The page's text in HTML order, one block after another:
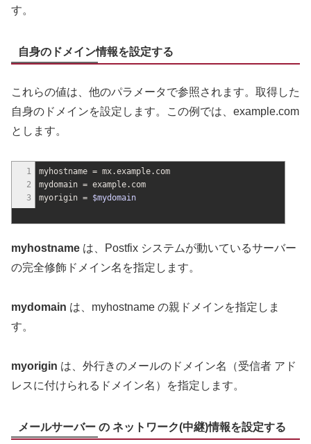
す。
自身のドメイン情報を設定する
これらの値は、他のパラメータで参照されます。取得した
自身のドメインを設定します。この例では、example.com
とします。
1
2
3
myhostname = mx.example.com
mydomain = example.com
myorigin = $mydomain
myhostname は、Postfix システムが動いているサーバー
の完全修飾ドメイン名を指定します。
mydomain は、myhostname の親ドメインを指定しま
す。
myorigin は、外行きのメールのドメイン名（受信者 アド
レスに付けられるドメイン名）を指定します。
メールサーバー の ネットワーク(中継)情報を設定する